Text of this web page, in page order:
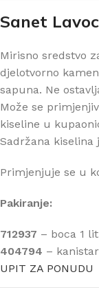
Sanet
Mirisno sredstvo
djelotvorno
sapuna. Ne
Može se
kiseline u
Sadržana kiselina
Primjenjuje se u
Pakiranje:
712937 – boca 1
404794 –
UPIT ZA PONUDU